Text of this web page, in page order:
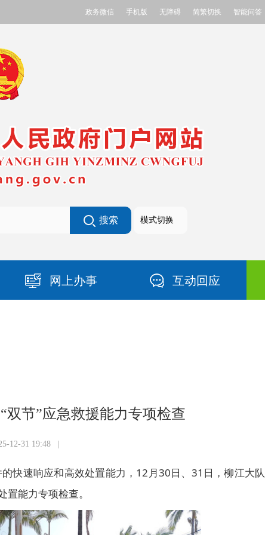
政务微信 手机版 无障碍 简繁切换 智能问答
搜索 模式切换
网上办事 互动回应
节”应急救援能力专项检查
12-31 19:48 |
快速响应和高效处置能力，12月30日、31日，柳江大
能力专项检查。